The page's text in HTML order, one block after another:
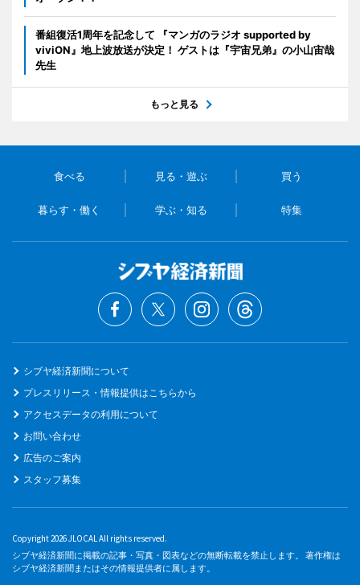
番組復活1周年を記念して 『マンガのラジオ supported by
viviON』地上波放送が決定！ ゲストは『宇宙兄弟』の小山宙哉
先生
もっと見る
食べる 見る・遊ぶ 買う
暮らす・働く 学ぶ・知る 特集
シブヤ経済新聞について
プレスリリース・情報提供はこちらから
アクセスデータの利用について
お問い合わせ
広告のご案内
スタッフ募集
Copyright 2026 JLOCAL All rights reserved.
シブヤ経済新聞に掲載の記事・写真・図表などの無断転載を禁止します。 著作権は
シブヤ経済新聞またはその情報提供者に属します。